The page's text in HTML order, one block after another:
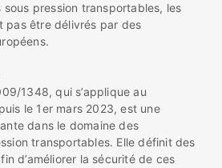
pression transportables, les
pas être délivrés par des
1348, qui s’applique au
le 1er mars 2023, est une
dans le domaine des
transportables. Elle définit des
d’améliorer la sécurité de ces